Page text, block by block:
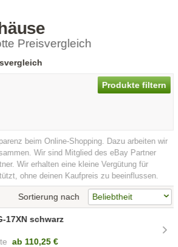
Preisvergleich
Produkte filtern
beim Online-Shopping. Dazu arbeiten wir
Wir sind Mitglied des eBay Partner
Wir erhalten eine kleine Vergütung für
ohne deinen Kaufpreis zu beeinflussen.
Sortierung nach
17XN schwarz
ab 110,25 €